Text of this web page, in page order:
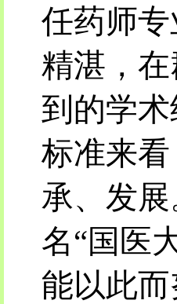
任药师
精湛，
到的学
标准来
承、发
名“国医
能以此